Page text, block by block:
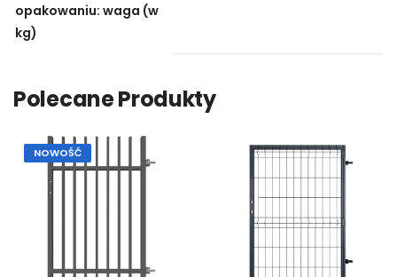
opakowaniu: waga (w
kg)
Polecane Produkty
NOWOŚĆ